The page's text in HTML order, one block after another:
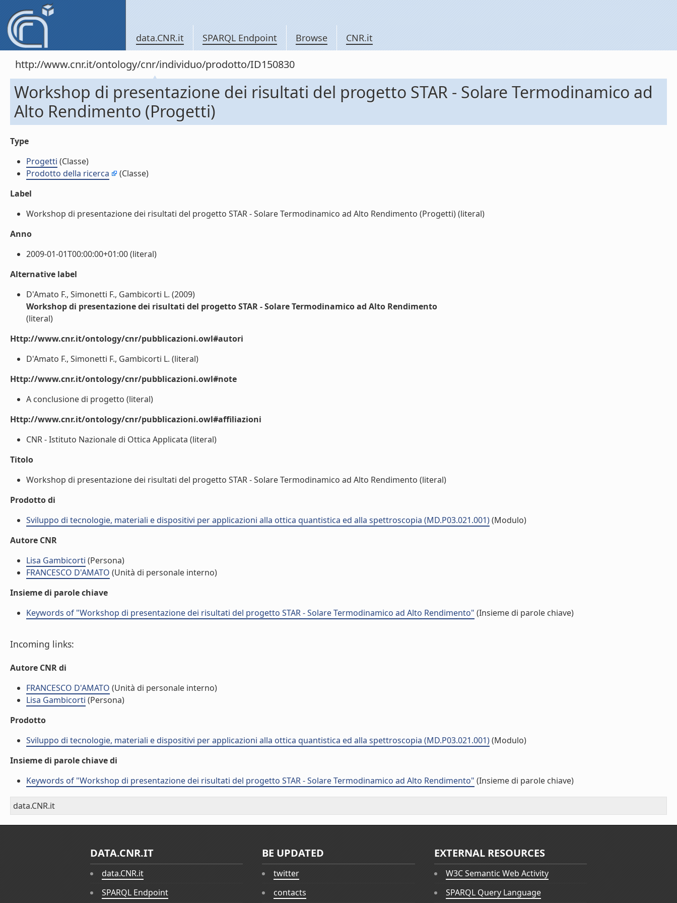
data.CNR.it SPARQL Endpoint Browse CNR.it
http://www.cnr.it/ontology/cnr/individuo/prodotto/ID150830
Workshop di presentazione dei risultati del progetto STAR - Solare Termodinamico ad
Alto Rendimento (Progetti)
Type
Progetti (Classe)
Prodotto della ricerca
(Classe)
Label
Workshop di presentazione dei risultati del progetto STAR - Solare Termodinamico ad Alto Rendimento (Progetti) (literal)
Anno
2009-01-01T00:00:00+01:00 (literal)
Alternative label
D'Amato F., Simonetti F., Gambicorti L. (2009)
Workshop di presentazione dei risultati del progetto STAR - Solare Termodinamico ad Alto Rendimento
(literal)
Http://www.cnr.it/ontology/cnr/pubblicazioni.owl#autori
D'Amato F., Simonetti F., Gambicorti L. (literal)
Http://www.cnr.it/ontology/cnr/pubblicazioni.owl#note
A conclusione di progetto (literal)
Http://www.cnr.it/ontology/cnr/pubblicazioni.owl#affiliazioni
CNR - Istituto Nazionale di Ottica Applicata (literal)
Titolo
Workshop di presentazione dei risultati del progetto STAR - Solare Termodinamico ad Alto Rendimento (literal)
Prodotto di
Sviluppo di tecnologie, materiali e dispositivi per applicazioni alla ottica quantistica ed alla spettroscopia (MD.P03.021.001)(Modulo)
Autore CNR
Lisa Gambicorti (Persona)
FRANCESCO D'AMATO (Unità di personale interno)
Insieme di parole chiave
Keywords of "Workshop di presentazione dei risultati del progetto STAR - Solare Termodinamico ad Alto Rendimento" (Insieme di parole chiave)
Incoming links:
Autore CNR di
FRANCESCO D'AMATO (Unità di personale interno)
Lisa Gambicorti (Persona)
Prodotto
Sviluppo di tecnologie, materiali e dispositivi per applicazioni alla ottica quantistica ed alla spettroscopia (MD.P03.021.001)(Modulo)
Insieme di parole chiave di
Keywords of "Workshop di presentazione dei risultati del progetto STAR - Solare Termodinamico ad Alto Rendimento" (Insieme di parole chiave)
data.CNR.it
DATA.CNR.IT
data.CNR.it
SPARQL Endpoint
BE UPDATED
twitter
contacts
EXTERNAL RESOURCES
W3C Semantic Web Activity
SPARQL Query Language